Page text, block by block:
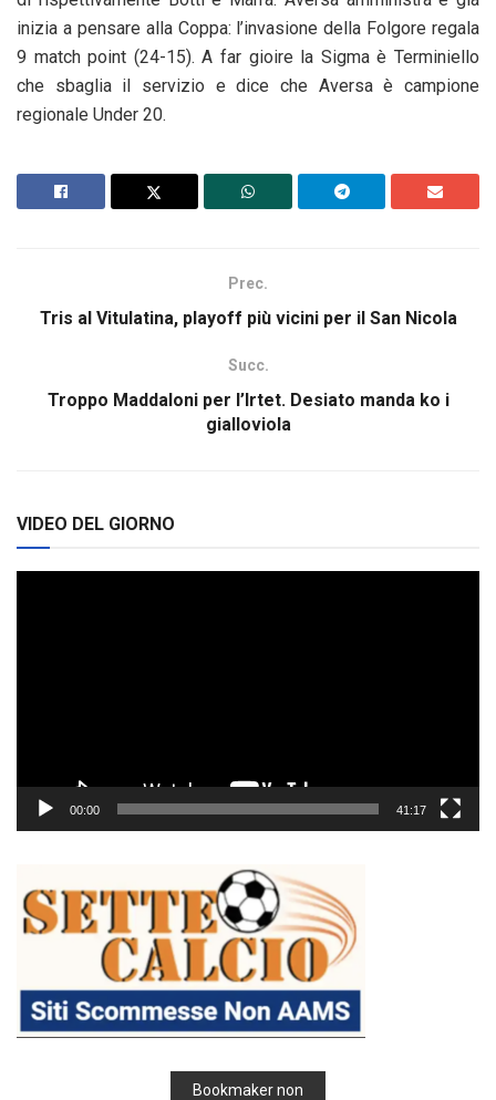
inizia a pensare alla Coppa: l’invasione della Folgore regala
9 match point (24-15). A far gioire la Sigma è Terminiello
che sbaglia il servizio e dice che Aversa è campione
regionale Under 20.
Prec.
Tris al Vitulatina, playoff più vicini per il San Nicola
Succ.
Troppo Maddaloni per l’Irtet. Desiato manda ko i
gialloviola
VIDEO DEL GIORNO
00:00 41:17
Bookmaker non